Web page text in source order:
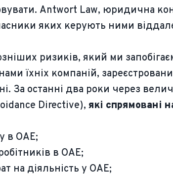
Antwort Law, юридична
яких керують ними
ризиків, який ми
їхніх компаній,
За останні два роки через
Directive), які спрямовані
в ОАЕ;
в ОАЕ;
на діяльність у ОАЕ;